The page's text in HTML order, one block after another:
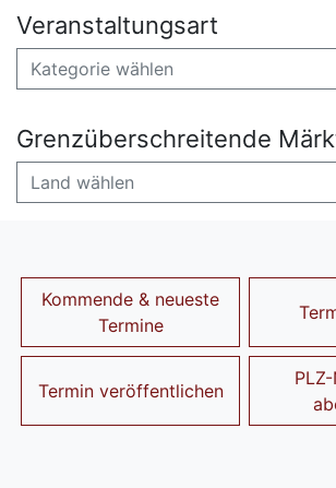
Veranstaltungsart
Kategorie wählen
Grenzüberschreitende
Land wählen
Kommende & neueste
Termine
Termin veröffentlichen